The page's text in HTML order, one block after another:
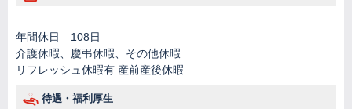
年間休日 108日
介護休暇、慶弔休暇、その他休暇
リフレッシュ休暇有 産前産後休暇
待遇・福利厚生